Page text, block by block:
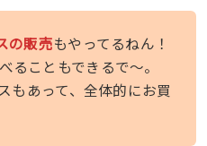
の販売もやってるねん！
ることもできるで〜。
もあって、全体的にお買